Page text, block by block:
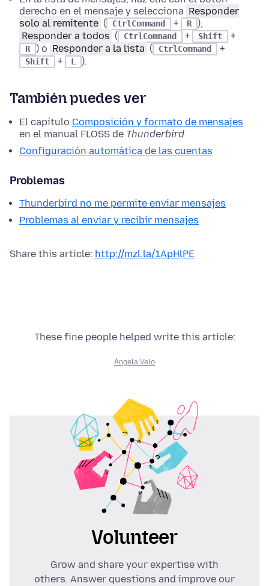
derecho en el mensaje y selecciona Responder
solo al remitente ( Ctrl Command + R
),
Responder a todos ( Ctrl Command + Shift +
R ) o Responder a la lista ( Ctrl Command +
Shift + L ).
También puedes ver
El capítulo Composición y formato de mensajes
en el manual FLOSS de Thunderbird
Configuración automática de las cuentas
Problemas
Thunderbird no me permite enviar mensajes
Problemas al enviar y recibir mensajes
Share this article: http://mzl.la/1ApHlPE
These fine people helped write this article:
Ángela Velo
Volunteer
Grow and share your expertise with
others. Answer questions and improve our